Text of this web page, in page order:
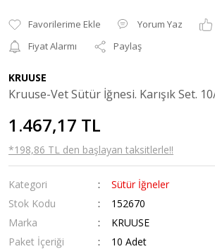
Yorum Yaz
Fiyat Alarmı
Paylaş
KRUUSE
Kruuse-Vet Sütür İğnesi. Karışık Set.
1.467,17 TL
*198,86 TL den başlayan taksitlerle!!
Kategori
Sütür İğneler
Stok Kodu
152670
Marka
KRUUSE
Paket İçeriği
10 Adet